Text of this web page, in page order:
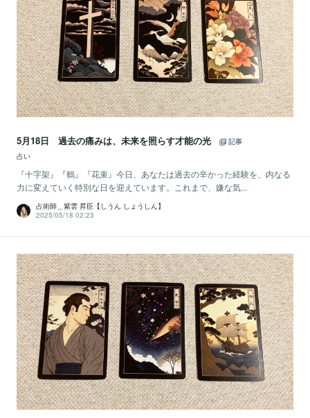
5月18日 過去の痛みは、未来を照らす才能の光
記事
占い
『十字架』『鶴』『花束』今日、あなたは過去の辛かった経験を、内なる
力に変えていく特別な日を迎えています。これまで、嫌な気...
占術師＿紫雲 昇臣【しうん しょうしん】
2025/05/18 02:23